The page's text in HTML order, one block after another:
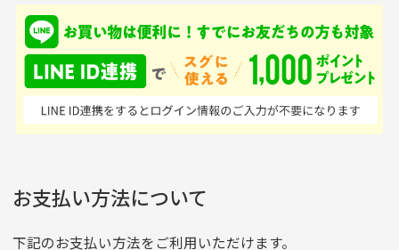
て、ここまでゴルフブラ
ンドの取り扱いがあるの
はすごい。 毎日たくさ
んの商品がアップされて
いるので新作チェックす
品ですが綺麗に梱包され
ており商品を大切にして
いる感が伝わってきまし
た 「フロント部分に汚
れあり」と記載ありまし
[…]
入金確認後商品発送となります。
※土曜、日曜、祝日は入金確認及び発送業務は致しておりま
せん。
尚、お振込み手数料はお客様ご負担となります。入金確認後
商品発送となります。
ご注文頂いてから7日以内をお振込み期限とさせ
りますのでご了承くださいませ。
申し込まれた商品と届いた商品が異なっている場合
商品説明に記載されていない汚れやダメージがある商品
の場合
お支払い方法について
下記のお支払い方法をご利用いただけます。